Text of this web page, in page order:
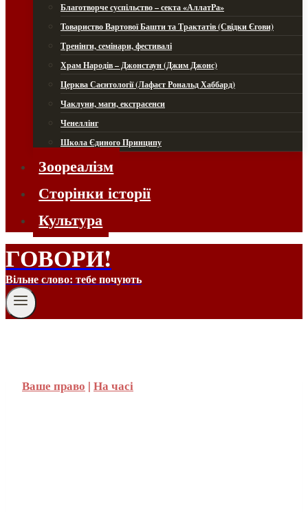
Благотворче суспільство – секта «АллатРа»
Товариство Вартової Башти та Трактатів (Свідки Єгови)
Тренінги, семінари, фестивалі
Храм Народів – Джонстаун (Джим Джонс)
Церква Саєнтології (Лафаєт Рональд Хаббард)
Чаклуни, маги, екстрасенси
Ченеллінг
Школа Єдиного Принципу
Зоореалізм
Сторінки історії
Культура
ГОВОРИ!
Вільне слово: тебе почують
Ваше право | На часі